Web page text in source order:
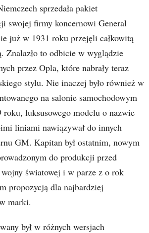
sprzedała pakiet
swojej firmy koncernowi General
już w 1931 roku przejęli całkowitą
Znalazło to odbicie w wyglądzie
przez Opla, które nabrały teraz
stylu. Nie inaczej było również w
na salonie samochodowym
luksusowego modelu o nazwie
liniami nawiązywał do innych
GM. Kapitan był ostatnim, nowym
do produkcji przed
światowej i w parze z o rok
propozycją dla najbardziej
marki.
był w różnych wersjach